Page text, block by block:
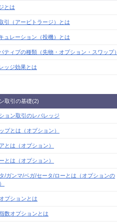
とは
引（アービトラージ）とは
ュレーション（投機）とは
ティブの種類（先物・オプション・スワップ）
ッジ効果とは
取引の基礎(2)
ョン取引のレバレッジ
プとは（オプション）
とは（オプション）
とは（オプション）
/ガンマ/ベガ/セータ/ローとは（オプションの
プションとは
数オプションとは